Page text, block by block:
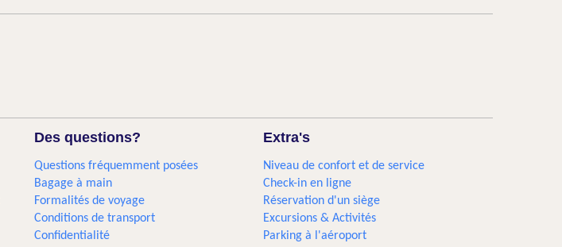
Des questions?
Questions fréquemment posées
Bagage à main
Formalités de voyage
Conditions de transport
Confidentialité
Extra's
Niveau de confort et de service
Check-in en ligne
Réservation d'un siège
Excursions & Activités​
Parking à l'aéroport